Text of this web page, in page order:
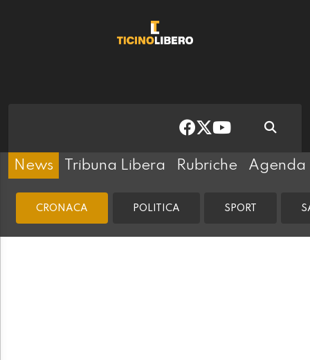
News Tribuna Libera Rubriche Agenda
CRONACA POLITICA SPORT